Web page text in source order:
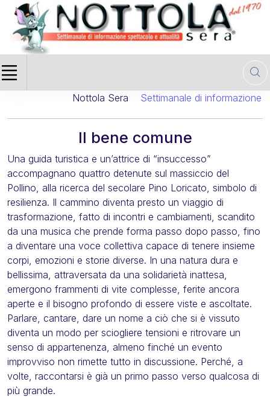
Nottola Sera Settimanale di informazione
Il bene comune
Una guida turistica e un’attrice di “insuccesso”
accompagnano quattro detenute sul massiccio del
Pollino, alla ricerca del secolare Pino Loricato, simbolo di
resilienza. Il cammino diventa presto un viaggio di
trasformazione, fatto di incontri e cambiamenti, scandito
da una musica che prende forma passo dopo passo, fino
a diventare una voce collettiva capace di tenere insieme
corpi, emozioni e storie diverse. In una natura dura e
bellissima, attraversata da una solidarietà inattesa,
emergono frammenti di vite complesse, ferite ancora
aperte e il bisogno profondo di essere viste e ascoltate.
Parlare, cantare, dare un nome a ciò che si è vissuto
diventa un modo per sciogliere tensioni e ritrovare un
senso di appartenenza, almeno finché un evento
improvviso non rimette tutto in discussione. Perché, a
volte, raccontarsi è già un primo passo verso qualcosa di
più grande.